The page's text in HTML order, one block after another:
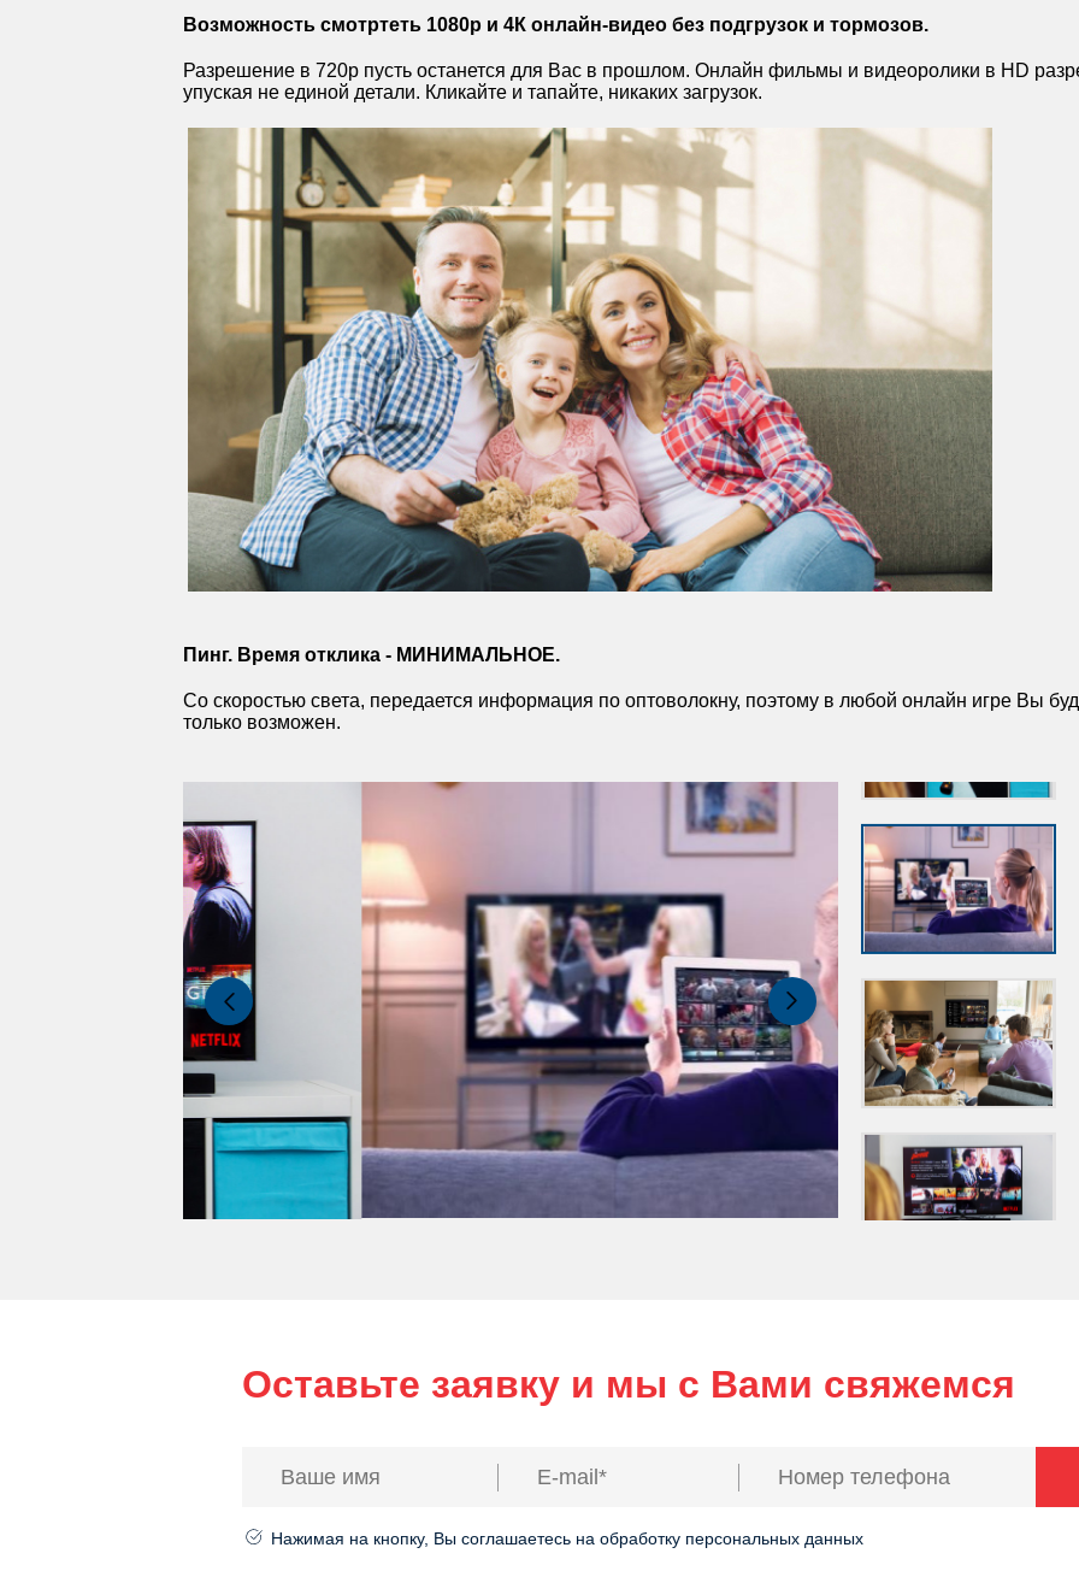
Возможность смотртеть 1080р и 4К онлайн-видео без подгрузок и тормозов.
Разрешение в 720р пусть останется для Вас в прошлом. Онлайн фильмы и видеоролики в HD
упуская не единой детали. Кликайте и тапайте, никаких загрузок.
Пинг. Время отклика - МИНИМАЛЬНОЕ.
Со скоростью света, передается информация по оптоволокну, поэтому в любой онлайн игре Вы
только возможен.
Оставьте заявку и мы с Вами свяжемся
Ваше имя * E-mail* Номер телефона*